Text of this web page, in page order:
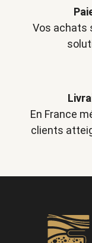
Vos achats
En France
clients